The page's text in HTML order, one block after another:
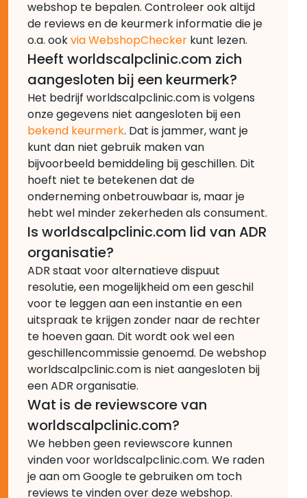
webshop te bepalen. Controleer ook altijd
de reviews en de keurmerk informatie die je
o.a. ookvia WebshopChecker kunt lezen.
Heeft worldscalpclinic.com zich
aangesloten bij een keurmerk?
Het bedrijf worldscalpclinic.com is volgens
onze gegevens niet aangesloten bij een
bekend keurmerk. Dat is jammer, want je
kunt dan niet gebruik maken van
bijvoorbeeld bemiddeling bij geschillen. Dit
hoeft niet te betekenen dat de
onderneming onbetrouwbaar is, maar je
hebt wel minder zekerheden als consument.
Is worldscalpclinic.com lid van ADR
organisatie?
ADR staat voor alternatieve dispuut
resolutie, een mogelijkheid om een geschil
voor te leggen aan een instantie en een
uitspraak te krijgen zonder naar de rechter
te hoeven gaan. Dit wordt ook wel een
geschillencommissie genoemd. De webshop
worldscalpclinic.com is niet aangesloten bij
een ADR organisatie.
Wat is de reviewscore van
worldscalpclinic.com?
We hebben geen reviewscore kunnen
vinden voor worldscalpclinic.com. We raden
je aan om Google te gebruiken om toch
reviews te vinden over deze webshop.